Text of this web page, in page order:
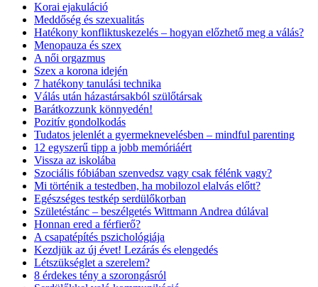
Korai ejakuláció
Meddőség és szexualitás
Hatékony konfliktuskezelés – hogyan előzhető meg a válás?
Menopauza és szex
A női orgazmus
Szex a korona idején
7 hatékony tanulási technika
Válás után házastársakból szülőtársak
Barátkozzunk könnyedén!
Pozitív gondolkodás
Tudatos jelenlét a gyermeknevelésben – mindful parenting
12 egyszerű tipp a jobb memóriáért
Vissza az iskolába
Szociális fóbiában szenvedsz vagy csak félénk vagy?
Mi történik a testedben, ha mobilozol elalvás előtt?
Egészséges testkép serdülőkorban
Születéstánc – beszélgetés Wittmann Andrea dúlával
Honnan ered a férfierő?
A csapatépítés pszichológiája
Kezdjük az új évet! Lezárás és elengedés
Létszükséglet a szerelem?
8 érdekes tény a szorongásról